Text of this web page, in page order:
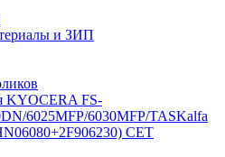
и ЗИП
KYOCERA FS-
6025MFP/6030MFP/TASKalfa
CET